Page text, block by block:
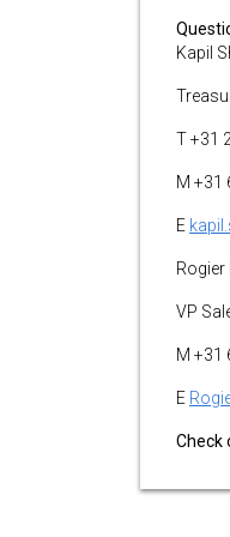
Kapil
T +31
M +31
E
Rogier
VP
M +31
E
Check